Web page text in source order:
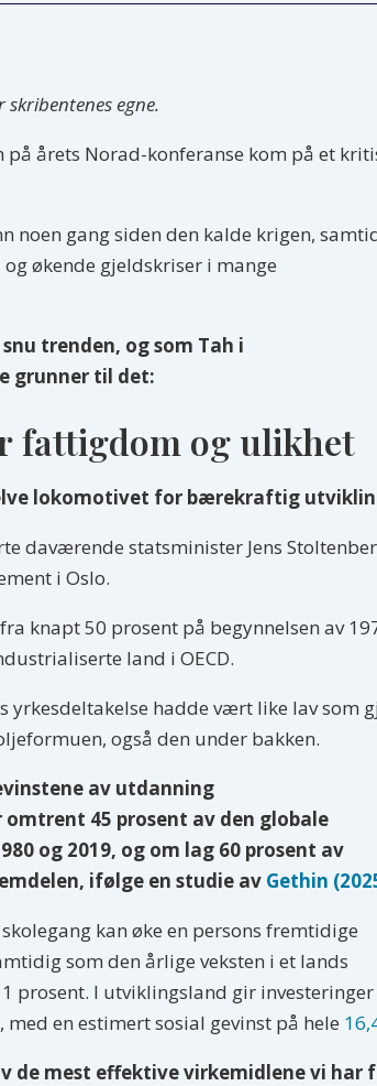
egne.
årets Norad-konferanse kom på et
noen gang siden den kalde krigen,
økende gjeldskriser i mange
trenden, og som Tah i
grunner til det:
fattigdom og ulikhet
lokomotivet for bærekraftig
daværende statsminister Jens
i Oslo.
knapt 50 prosent på begynnelsen av
land i OECD.
yrkesdeltakelse hadde vært like lav som
også den under bakken.
av utdanning
45 prosent av den globale
og 2019, og om lag 60 prosent av
ifølge en studie av Gethin
kan øke en persons fremtidige
som den årlige veksten i et lands
prosent. I utviklingsland gir investeringer
en estimert sosial gevinst på hele
mest effektive virkemidlene vi har